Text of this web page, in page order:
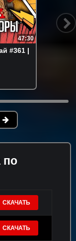
47:30
#361 |
по
СКАЧАТЬ
СКАЧАТЬ